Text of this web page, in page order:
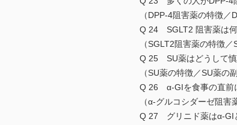
（DPP-4阻害薬の特徴／
Q 24 SGLT2 阻害薬は何
（SGLT2阻害薬の特徴／
Q 25 SU薬はどうして慎
（SU薬の特徴／SU薬の
Q 26 α-GIを食事の直前
（α-グルコシダーゼ阻害
Q 27 グリニド薬はα-GI